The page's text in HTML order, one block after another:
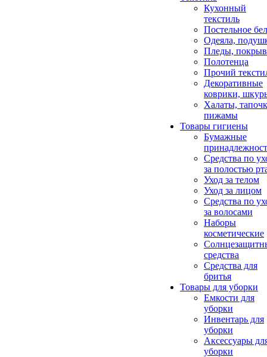
Кухонный
текстиль
Постельное
Одеяла,
Пледы,
Полотенца
Прочий
Декоративные
коврики,
Халаты,
пижамы
Товары гигиены
Бумажные
Средства по
за полостью
Уход за телом
Уход за лицом
Средства по
за волосами
Наборы
косметические
средства
Средства для
бритья
Товары для уборки
Емкости для
уборки
Инвентарь для
уборки
Аксессуары
уборки